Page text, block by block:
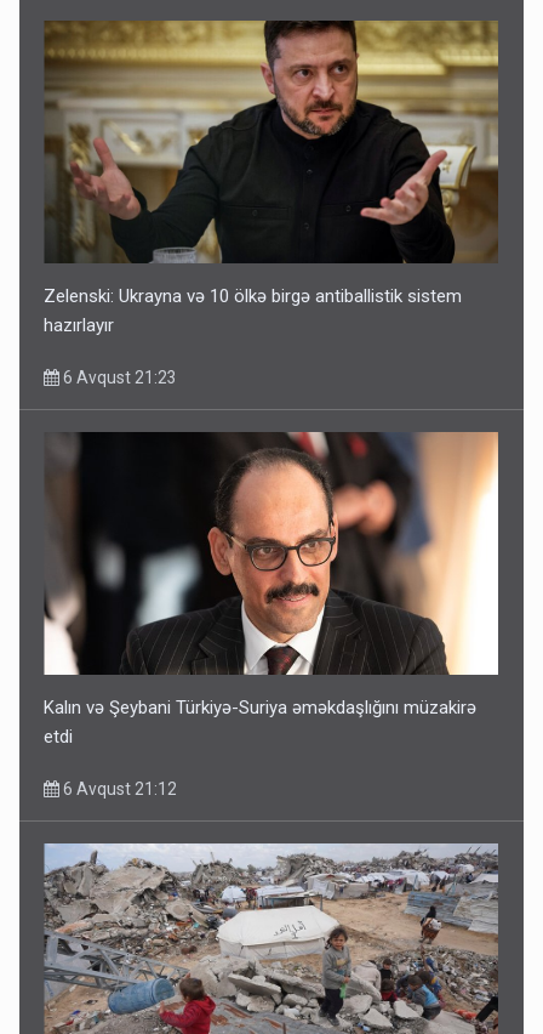
Zelenski: Ukrayna və 10 ölkə birgə antiballistik sistem
hazırlayır
6 Avqust 21:23
Kalın və Şeybani Türkiyə-Suriya əməkdaşlığını müzakirə
etdi
6 Avqust 21:12